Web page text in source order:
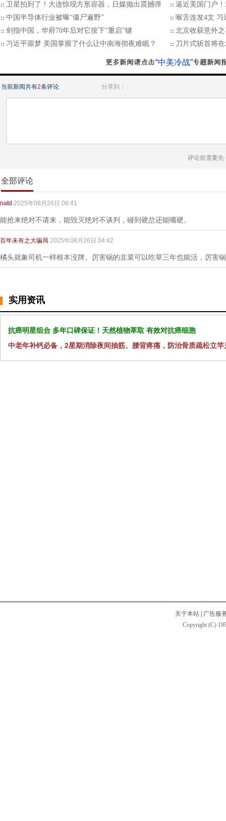
卫星拍到了！大连惊现方形容器，日媒抛出震撼弹
逼近美国门户
中国半导体行业被曝“僵尸遍野”
喉舌连发4文 习
剑指中国，华府70年后对它按下“重启”键
北京收获意外
习近平噩梦 美国掌握了什么让中南海彻夜难眠？
刀片式斩首将
“中美冷战”
当前新闻共有2条评论 分享到：
评论前需要先
全部评论
natd 2025年08月26日 08:41
能抢来绝对不请来，能毁灭绝对不谈判，碰到硬岔还能嘴硬。
百年未有之大骗局 2025年08月26日 04:42
橘头就象司机一样根本没牌。厉害锅的韭菜可以吃草三年也能活，厉害
实用资讯
抗癌明星组合 多年口碑保证！天然植物萃取 有效对抗癌细胞
中老年补钙必备，2星期消除夜间抽筋、腰背疼痛，防治骨质疏松立竿
关于本站
广告服
Copyright (C)